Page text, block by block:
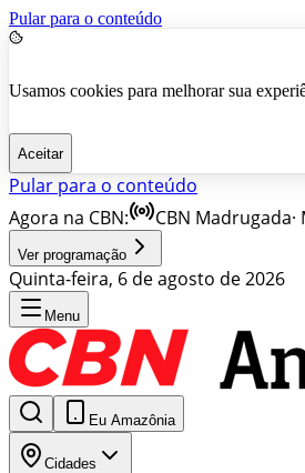
Pular para o conteúdo
Usamos cookies para melhorar sua
Aceitar
Pular para o conteúdo
Agora na CBN:
CBN Madrugada·
Ver programação
Quinta-feira, 6 de agosto de 2026
Menu
Eu Amazônia
Cidades